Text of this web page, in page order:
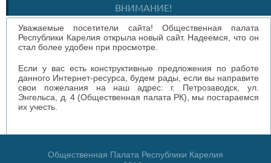
ВНИМАНИЕ!
Уважаемые посетители сайта! Общественная палата
Республики Карелия открыла новый сайт. Надеемся, что он
стал более удобен при просмотре.
Если у вас есть конструктивные предложения по работе
данного Интернет-ресурса, будем рады, если вы направите
свои пожелания на наш адрес: г. Петрозаводск, ул.
Энгельса, д. 4 (Общественная палата РК), мы постараемся
их учесть.
Общественная Палата Республики Карелия